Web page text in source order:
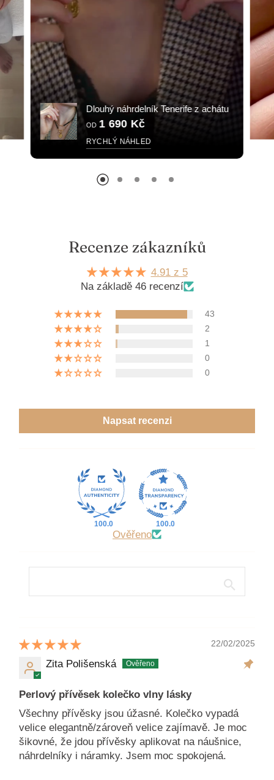
Dlouhý náhrdelník Tenerife z achátu
OD 1 690 Kč
RYCHLÝ NÁHLED
Recenze zákazníků
4.91 z 5
Na základě 46 recenzí
43
2
1
0
0
Napsat recenzi
100.0 100.0
Ověřeno
22/02/2025
Zita Polišenská
Perlový přívěsek kolečko vlny lásky
Všechny přívěsky jsou úžasné. Kolečko vypadá
velice elegantně/zároveň velice zajímavě. Je moc
šikovné, že jdou přívěsky aplikovat na náušnice,
náhrdelníky i náramky. Jsem moc spokojená.